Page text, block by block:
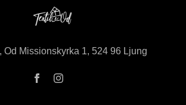
Od Missionskyrka 1, 524 96 Ljung